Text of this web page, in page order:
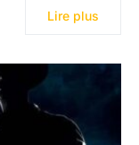
Lire plus